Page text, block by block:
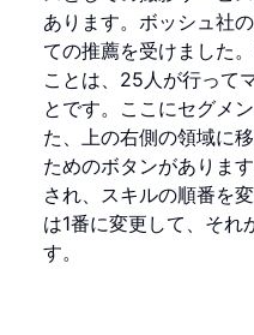
あります。ボッシュ社
ての推薦を受けました
ことは、25人が行って
とです。ここにセグメ
た、上の右側の領域に
ためのボタンがありま
され、スキルの順番を
は1番に変更して、それ
す。